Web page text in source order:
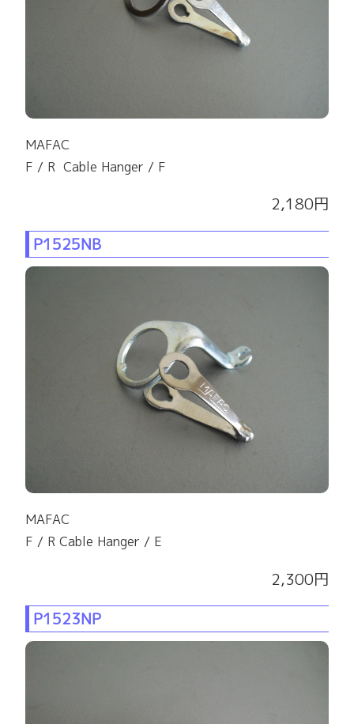
MAFAC
F / R Cable Hanger / F
2,180円
P1525NB
MAFAC
F / R Cable Hanger / E
2,300円
P1523NP